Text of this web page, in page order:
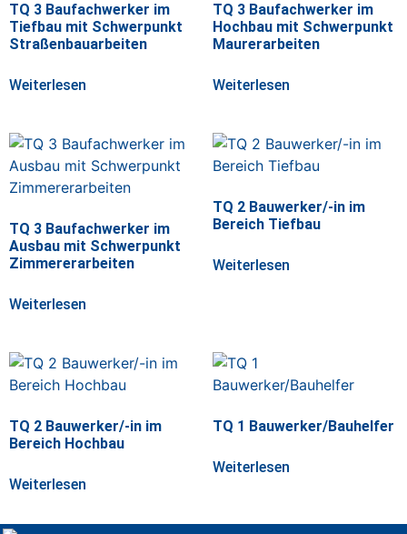
TQ 3 Baufachwerker im
Tiefbau mit Schwerpunkt
Straßenbauarbeiten
Weiterlesen
TQ 3 Baufachwerker im
Hochbau mit Schwerpunkt
Maurerarbeiten
Weiterlesen
TQ 3 Baufachwerker im
Ausbau mit Schwerpunkt
Zimmererarbeiten
Weiterlesen
TQ 2 Bauwerker/-in im
Bereich Tiefbau
Weiterlesen
TQ 2 Bauwerker/-in im
Bereich Hochbau
Weiterlesen
TQ 1 Bauwerker/Bauhelfer
Weiterlesen